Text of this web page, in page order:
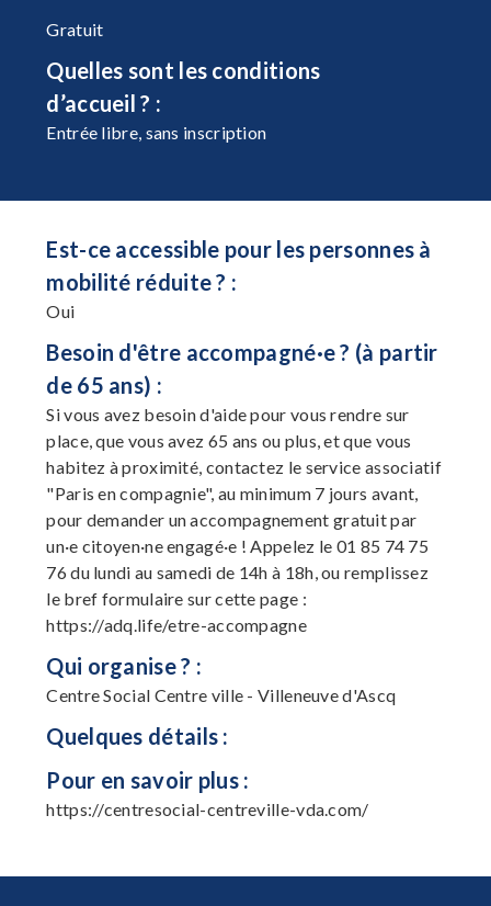
Gratuit
Quelles sont les conditions
d’accueil ? :
Entrée libre, sans inscription
Est-ce accessible pour les personnes à
mobilité réduite ? :
Oui
Besoin d'être accompagné·e ? (à partir
de 65 ans) :
Si vous avez besoin d'aide pour vous rendre sur
place, que vous avez 65 ans ou plus, et que vous
habitez à proximité, contactez le service associatif
"Paris en compagnie", au minimum 7 jours avant,
pour demander un accompagnement gratuit par
un·e citoyen·ne engagé·e ! Appelez le 01 85 74 75
76 du lundi au samedi de 14h à 18h, ou remplissez
le bref formulaire sur cette page :
https://adq.life/etre-accompagne
Qui organise ? :
Centre Social Centre ville - Villeneuve d'Ascq
Quelques détails :
Pour en savoir plus :
https://centresocial-centreville-vda.com/